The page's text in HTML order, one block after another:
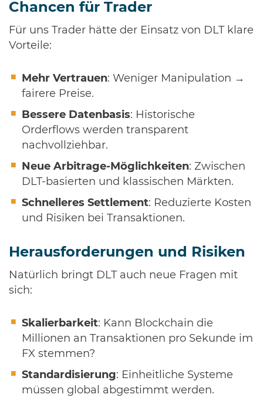
Chancen für Trader
Für uns Trader hätte der Einsatz von DLT klare
Vorteile:
Mehr Vertrauen: Weniger Manipulation →
fairere Preise.
Bessere Datenbasis: Historische
Orderflows werden transparent
nachvollziehbar.
Neue Arbitrage-Möglichkeiten: Zwischen
DLT-basierten und klassischen Märkten.
Schnelleres Settlement: Reduzierte Kosten
und Risiken bei Transaktionen.
Herausforderungen und Risiken
Natürlich bringt DLT auch neue Fragen mit
sich:
Skalierbarkeit: Kann Blockchain die
Millionen an Transaktionen pro Sekunde im
FX stemmen?
Standardisierung: Einheitliche Systeme
müssen global abgestimmt werden.